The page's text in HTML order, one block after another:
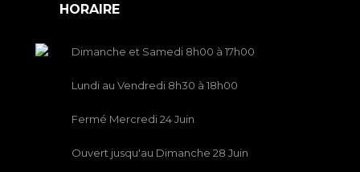
HORAIRE
Dimanche et Samedi 8h00 à 17h00
Lundi au Vendredi 8h30 à 18h00
Fermé Mercredi 24 Juin
Ouvert jusqu'au Dimanche 28 Juin